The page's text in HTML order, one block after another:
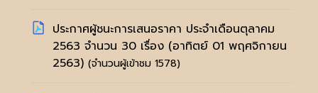
ประกาศผู้ชนะการเสนอราคา ประจำเดือนตุลาคม
2563 จำนวน 30 เรื่อง (อาทิตย์ 01 พฤศจิกายน
2563) (จำนวนผู้เข้าชม 1578)